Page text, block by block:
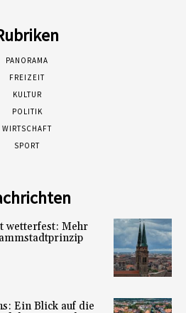
PANORAMA
FREIZEIT
KULTUR
POLITIK
WIRTSCHAFT
SPORT
wetterfest: Mehr
Ein Blick auf die